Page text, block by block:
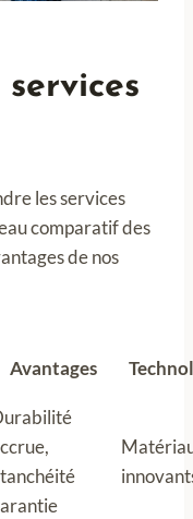
les services
comparatif des
de nos
Avantages